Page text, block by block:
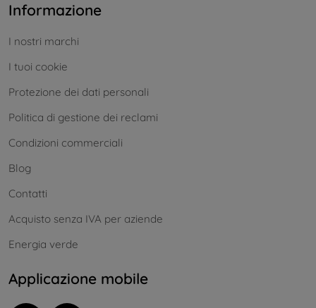
Informazione
I nostri marchi
I tuoi cookie
Protezione dei dati personali
Politica di gestione dei reclami
Condizioni commerciali
Blog
Contatti
Acquisto senza IVA per aziende
Energia verde
Applicazione mobile